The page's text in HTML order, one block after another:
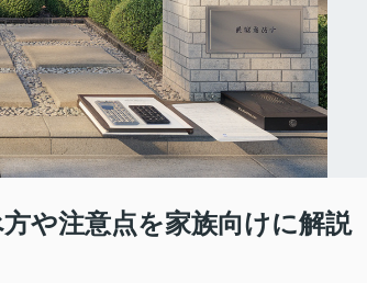
や注意点を家族向けに解説